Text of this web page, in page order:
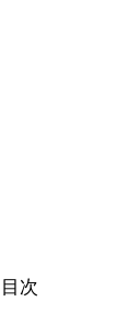
目次